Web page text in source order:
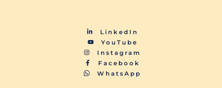
LinkedIn
YouTube
Instagram
Facebook
WhatsApp